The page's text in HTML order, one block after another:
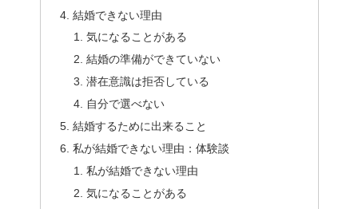
結婚できない理由
気になることがある
結婚の準備ができていない
潜在意識は拒否している
自分で選べない
結婚するために出来ること
私が結婚できない理由：体験談
私が結婚できない理由
気になることがある